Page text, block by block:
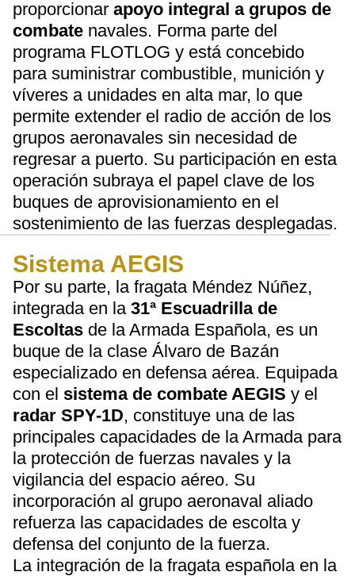
proporcionar apoyo integral a grupos de
combate navales. Forma parte del
programa FLOTLOG y está concebido
para suministrar combustible, munición y
víveres a unidades en alta mar, lo que
permite extender el radio de acción de los
grupos aeronavales sin necesidad de
regresar a puerto. Su participación en esta
operación subraya el papel clave de los
buques de aprovisionamiento en el
sostenimiento de las fuerzas desplegadas.
Sistema AEGIS
Por su parte, la fragata Méndez Núñez,
integrada en la31ª Escuadrilla de
Escoltas de la Armada Española, es un
buque de la clase Álvaro de Bazán
especializado en defensa aérea. Equipada
con el sistema de combate AEGIS y el
radar SPY-1D, constituye una de las
principales capacidades de la Armada para
la protección de fuerzas navales y la
vigilancia del espacio aéreo. Su
incorporación al grupo aeronaval aliado
refuerza las capacidades de escolta y
defensa del conjunto de la fuerza.
La integración de la fragata española en la